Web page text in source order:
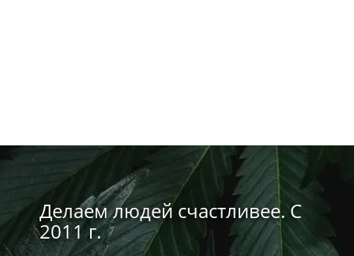
Делаем людей счастливее. С
2011 г.